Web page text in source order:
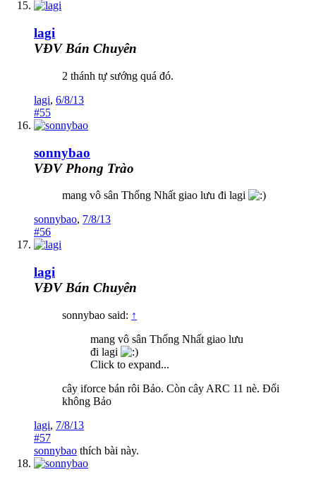
lagi
VĐV Bán Chuyên
2 thánh tự sướng quá đó.
lagi, 6/8/13
#55
sonnybao
VĐV Phong Trào
mang vô sân Thống Nhất giao lưu đi lagi
sonnybao, 7/8/13
#56
lagi
VĐV Bán Chuyên
sonnybao said: ↑
mang vô sân Thống Nhất giao lưu
đi lagi
Click to expand...
cây iforce bán rôi Bảo. Còn cây ARC 11 nè. Đổi
không Bảo
lagi, 7/8/13
#57
sonnybao thích bài này.